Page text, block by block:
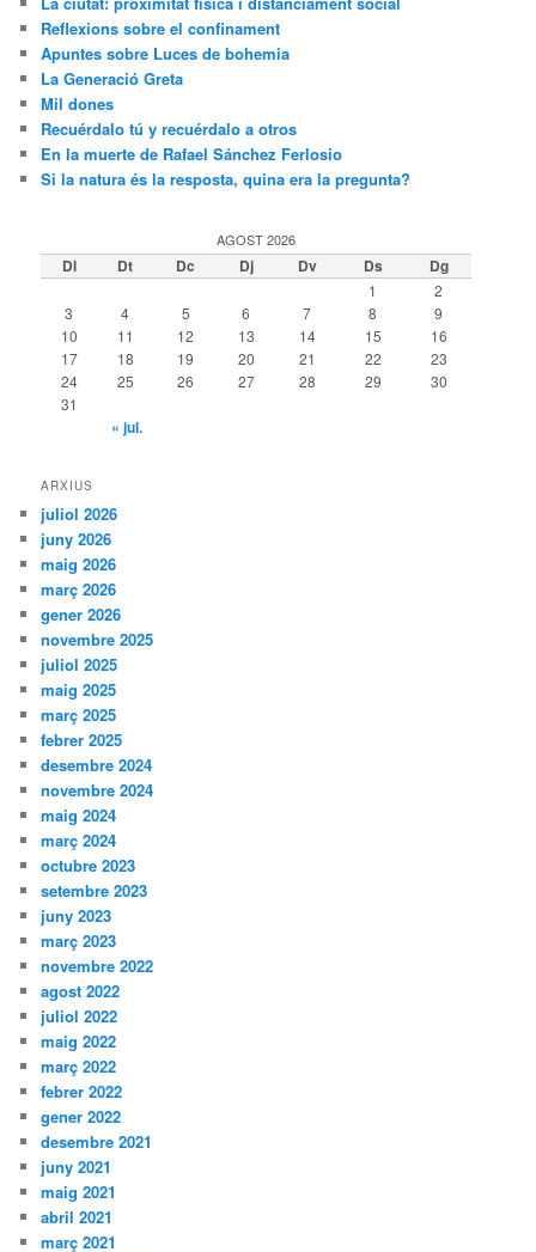
Reflexions sobre el confinament
Apuntes sobre Luces de bohemia
La Generació Greta
Mil dones
Recuérdalo tú y recuérdalo a otros
En la muerte de Rafael Sánchez Ferlosio
Si la natura és la resposta, quina era la pregunta?
AGOST 2026
Dl Dt Dc Dj Dv Ds Dg
1
2
3
4 5 6 7 8
9
10
11 12 13 14 15
16
17
18 19 20 21 22
23
24
25 26 27 28 29
30
31
« jul.
ARXIUS
juliol 2026
juny 2026
maig 2026
març 2026
gener 2026
novembre 2025
juliol 2025
maig 2025
març 2025
febrer 2025
desembre 2024
novembre 2024
maig 2024
març 2024
octubre 2023
setembre 2023
juny 2023
març 2023
novembre 2022
agost 2022
juliol 2022
maig 2022
març 2022
febrer 2022
gener 2022
desembre 2021
juny 2021
maig 2021
abril 2021
març 2021